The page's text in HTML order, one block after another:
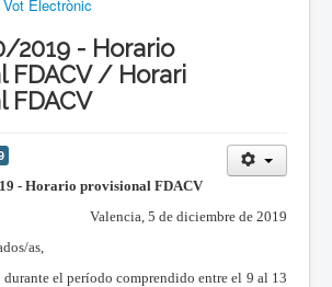
Electrònic
2019 - Horario
FDACV / Horari
FDACV
- Horario provisional FDACV
Valencia, 5 de diciembre de 2019
as,
durante el período comprendido entre el 9 al 13